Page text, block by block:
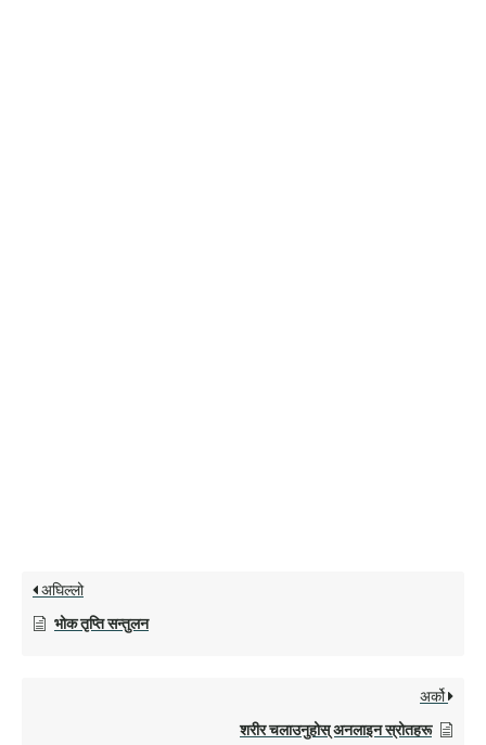
अघिल्लो
भोक तृप्ति सन्तुलन
अर्को
शरीर चलाउनुहोस् अनलाइन स्रोतहरू